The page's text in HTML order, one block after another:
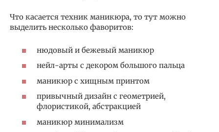
Что касается техник маникюра, то тут можно
выделить несколько фаворитов:
нюдовый и бежевый маникюр
нейл-арты с декором большого пальца
маникюр с хищным принтом
привычный дизайн с геометрией,
флористикой, абстракцией
маникюр минимализм